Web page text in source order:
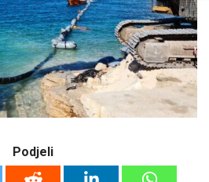
Podjeli